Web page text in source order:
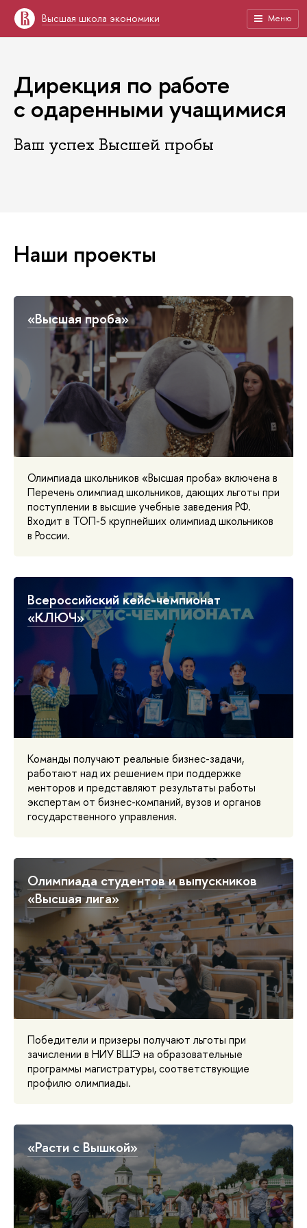
Высшая школа экономики Меню
Дирекция по работе
с одаренными учащимися
Ваш успех Высшей пробы
Наши проекты
«Высшая проба»
Олимпиада школьников «Высшая проба» включена в
Перечень олимпиад школьников, дающих льготы при
поступлении в высшие учебные заведения РФ.
Входит в ТОП-5 крупнейших олимпиад школьников
в России.
Всероссийский кейс-чемпионат
«КЛЮЧ»
Команды получают реальные бизнес-задачи,
работают над их решением при поддержке
менторов и представляют результаты работы
экспертам от бизнес-компаний, вузов и органов
государственного управления.
Олимпиада студентов и выпускников
«Высшая лига»
Победители и призеры получают льготы при
зачислении в НИУ ВШЭ на образовательные
программы магистратуры, соответствующие
профилю олимпиады.
«Расти с Вышкой»